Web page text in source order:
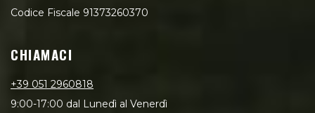
Codice Fiscale 91373260370
CHIAMACI
+39 051 2960818
9:00-17:00 dal Lunedì al Venerdì